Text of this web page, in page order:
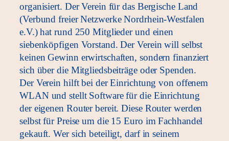
organisiert. Der Verein für das Bergische Land
(Verbund freier Netzwerke Nordrhein-Westfalen
e.V.) hat rund 250 Mitglieder und einen
siebenköpfigen Vorstand. Der Verein will selbst
keinen Gewinn erwirtschaften, sondern finanziert
sich über die Mitgliedsbeiträge oder Spenden.
Der Verein hilft bei der Einrichtung von offenem
WLAN und stellt Software für die Einrichtung
der eigenen Router bereit. Diese Router werden
selbst für Preise um die 15 Euro im Fachhandel
gekauft. Wer sich beteiligt, darf in seinem